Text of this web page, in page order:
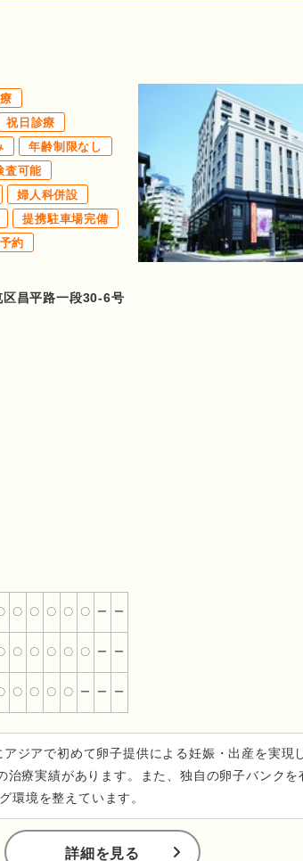
祝日診療
年齢制限なし
査可能
婦人科併設
提携駐車場完備
約
昌平路一段30-6号
〇 〇 〇 〇 〇 ー ー
〇 〇 〇 〇 〇 ー ー
〇 〇 〇 〇 ー ー ー
ジアで初めて卵子提供による妊娠・出産を実現
治療実績があります。また、独自の卵子バンクを
環境を整えています。
詳細を見る